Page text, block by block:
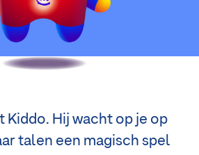
Kiddo. Hij wacht op je op
talen een magisch spel